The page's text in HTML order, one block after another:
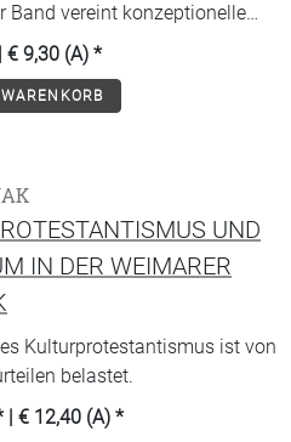
Band vereint konzeptionelle
Historiker, die entscheidende
dieser Tendenz geleistet
von Rudolf
€ 9,30 (A) *
UND
IN DER WEIMARER
Kulturprotestantismus ist von
belastet.
| € 12,40 (A) *